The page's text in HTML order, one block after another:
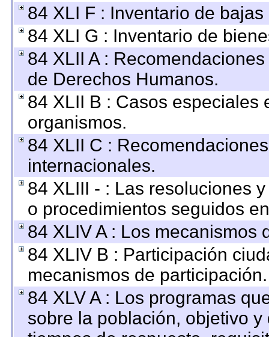
84 XLI F : Inventario de
84 XLI G : Inventario de
84 XLII A :
de Derechos Humanos.
84 XLII B : Casos especiales
organismos.
84 XLII C :
internacionales.
84 XLIII - : Las resoluciones
o procedimientos seguidos
84 XLIV A : Los mecanismos
84 XLIV B : Participación
mecanismos de participación.
84 XLV A : Los programas
sobre la población, objetivo